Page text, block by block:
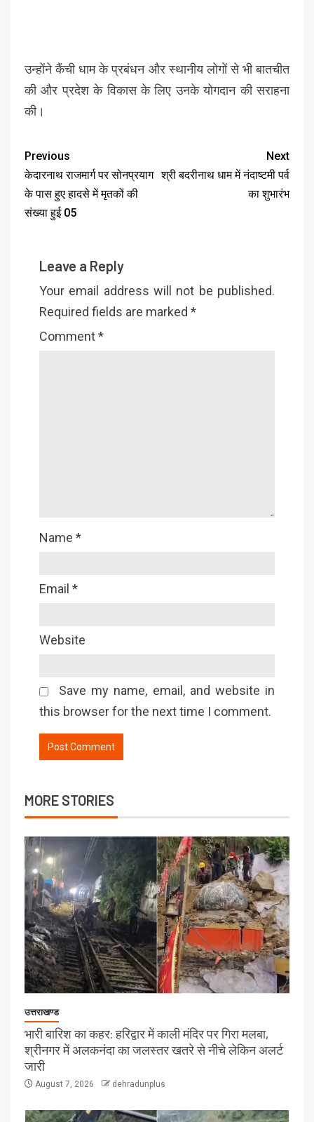
उन्होंने कैंची धाम के प्रबंधन और स्थानीय लोगों से भी बातचीत
की और प्रदेश के विकास के लिए उनके योगदान की सराहना
की।
Previous
केदारनाथ राजमार्ग पर सोनप्रयाग
के पास हुए हादसे में मृतकों की
संख्या हुई 05
Next
श्री बदरीनाथ धाम में नंदाष्टमी पर्व
का शुभारंभ
Leave a Reply
Your email address will not be published.
Required fields are marked *
Comment*
Name *
Email *
Website
Save my name, email, and website in
this browser for the next time I comment.
MORE STORIES
उत्तराखण्ड
भारी बारिश का कहर: हरिद्वार में काली मंदिर पर गिरा मलबा,
श्रीनगर में अलकनंदा का जलस्तर खतरे से नीचे लेकिन अलर्ट
जारी
August 7, 2026 dehradunplus